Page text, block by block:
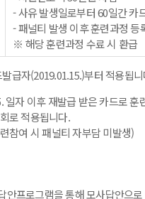
- 사유 발생일로부터 60일간 카
- 패널티 발생 이후 훈련과정
※ 해당 훈련과정 수료 시 환급
급자(2019.01.15.)부터 적용됩
자 이후 재발급 받은 카드로
로 적용됩니다.
참여 시 패널티 자부담 미발생)
안프로그램을 통해 모사답안으